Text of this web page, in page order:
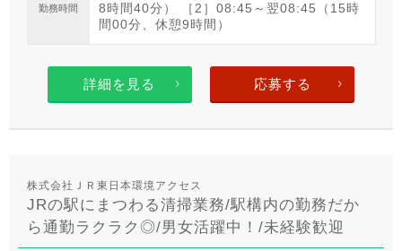
勤務時間
8時間40分） ［2］08:45～翌08:45（15時
間00分、休憩9時間）
詳細を見る 応募する
株式会社ＪＲ東日本環境アクセス
JRの駅にまつわる清掃業務/駅構内の勤務だか
ら通勤ラクラク◎/男女活躍中！/未経験歓迎